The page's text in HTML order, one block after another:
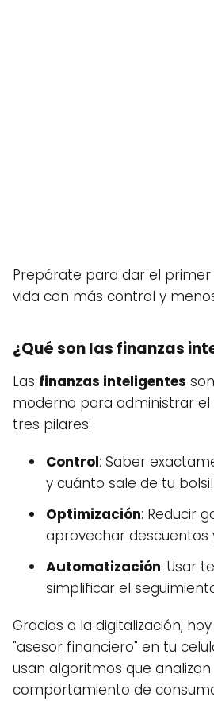
Prepárate para dar el
vida con más control y
¿Qué son las finanzas
Las finanzas inteligentes
moderno para administrar el
tres pilares:
Control: Saber
y cuánto sale de tu
Optimización: Reducir
aprovechar descuentos
Automatización: Usar
simplificar el
Gracias a la digitalización,
"asesor financiero" en tu
usan algoritmos que analizan
comportamiento de